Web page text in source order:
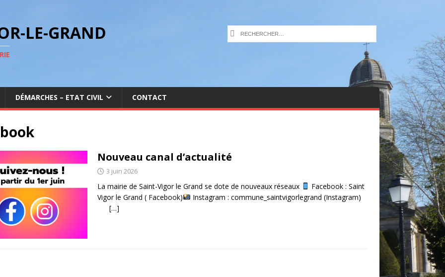
LE-GRAND
DÉMARCHES – ETAT CIVIL CONTACT
Nouveau canal d’actualité
3 juin 2026
La mairie de Saint-Vigor le Grand se dote de nouveaux réseaux
Facebook : Saint
Vigor le Grand ( Facebook)
Instagram : commune_saintvigorlegrand (Instagram)
[…]